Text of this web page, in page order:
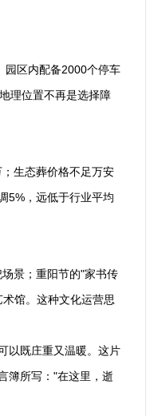
园区内配备2000个停车
理位置不再是选择障
生态葬价格不足万安
5%，远低于行业平均
景；重阳节的"家书传
馆。这种文化运营思
以既庄重又温暖。这片
簿所写："在这里，逝